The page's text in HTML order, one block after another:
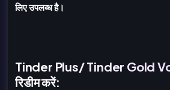
लिए उपलब्ध है।
Tinder Plus/ Tinder Gold
रिडीम करें: